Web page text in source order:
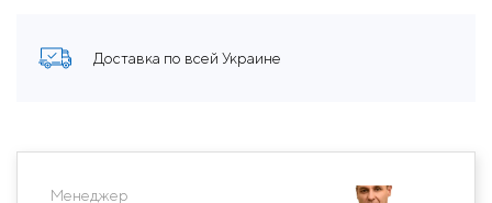
Доставка по всей Украине
Менеджер